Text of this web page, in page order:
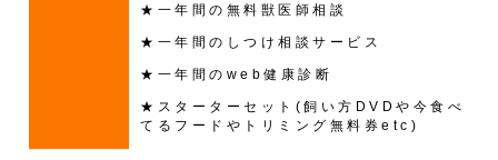
★一年間の無料獣医師相談
★一年間のしつけ相談サービス
★一年間のweb健康診断
★スターターセット(飼い方DVDや今食べ
てるフードやトリミング無料券etc)